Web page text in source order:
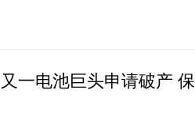
又一电池巨头申请破产